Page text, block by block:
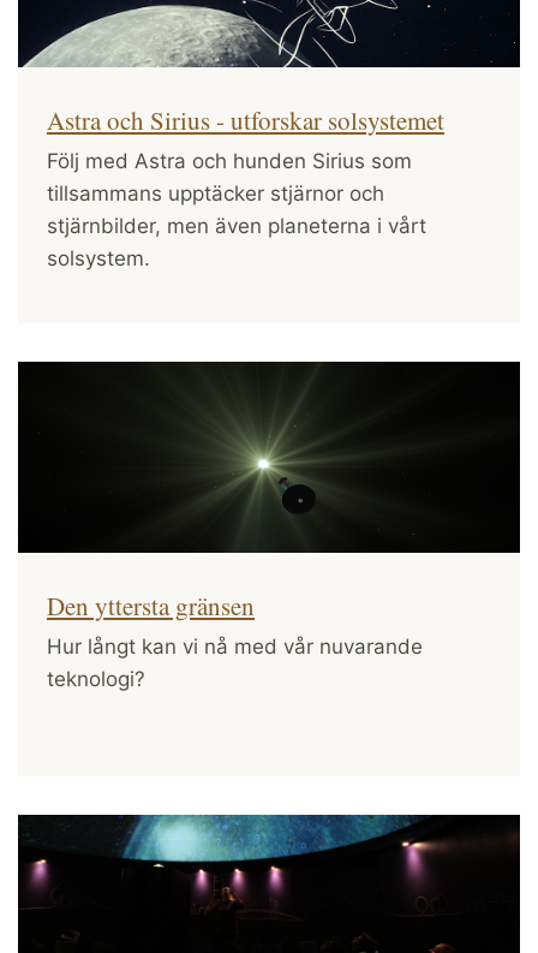
Astra och Sirius - utforskar solsystemet
Följ med Astra och hunden Sirius som
tillsammans upptäcker stjärnor och
stjärnbilder, men även planeterna i vårt
solsystem.
Den yttersta gränsen
Hur långt kan vi nå med vår nuvarande
teknologi?